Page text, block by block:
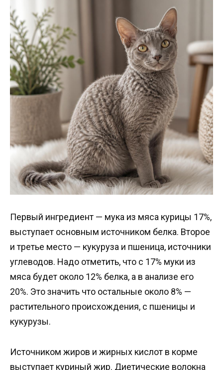
Первый ингредиент — мука из мяса курицы 17%,
выступает основным источником белка. Второе
и третье место — кукуруза и пшеница, источники
углеводов. Надо отметить, что с 17% муки из
мяса будет около 12% белка, а в анализе его
20%. Это значить что остальные около 8% —
растительного происхождения, с пшеницы и
кукурузы.
Источником жиров и жирных кислот в корме
выступает куриный жир. Диетические волокна